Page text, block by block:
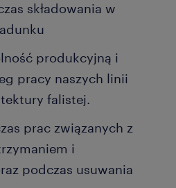
składowania w
produkcyjną i
pracy naszych linii
falistej.
prac związanych z
i
podczas usuwania